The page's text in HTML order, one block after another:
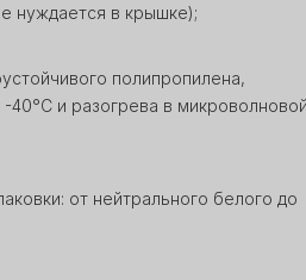
нуждается в крышке);
полипропилена,
-40°С и разогрева в
от нейтрального белого до